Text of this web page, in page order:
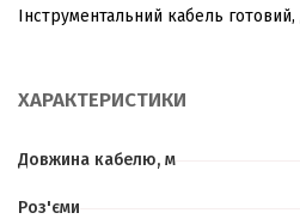
Інструментальний кабель
ХАРАКТЕРИСТИКИ
Довжина кабелю, м
Роз'єми